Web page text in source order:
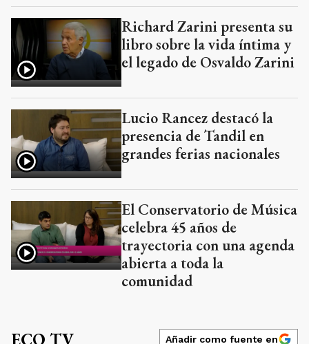
Richard Zarini presenta su
libro sobre la vida íntima y
el legado de Osvaldo Zarini
Lucio Rancez destacó la
presencia de Tandil en
grandes ferias nacionales
El Conservatorio de Música
celebra 45 años de
trayectoria con una agenda
abierta a toda la
comunidad
ECO TV Añadir como fuente en